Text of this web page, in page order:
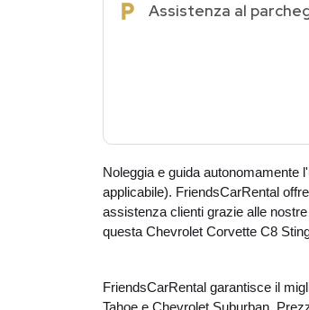
Noleggia e guida autonomamente
applicabile). FriendsCarRental
assistenza clienti grazie alle
questa Chevrolet Corvette C8
FriendsCarRental garantisce il